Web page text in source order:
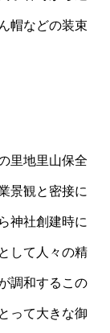
帽などの装束
里地里山保全
景観と密接に
神社創建時に
して人々の精
調和するこの
って大きな御